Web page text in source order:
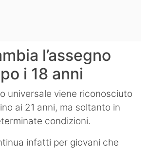
l’assegno
i 18 anni
universale viene riconosciuto
ai 21 anni, ma soltanto in
condizioni.
infatti per giovani che